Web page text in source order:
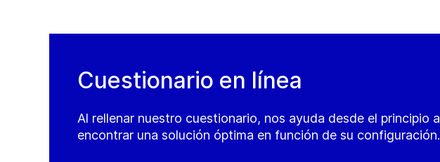
Cuestionario en línea
Al rellenar nuestro cuestionario, nos ayuda desde el principio a
encontrar una solución óptima en función de su configuración.